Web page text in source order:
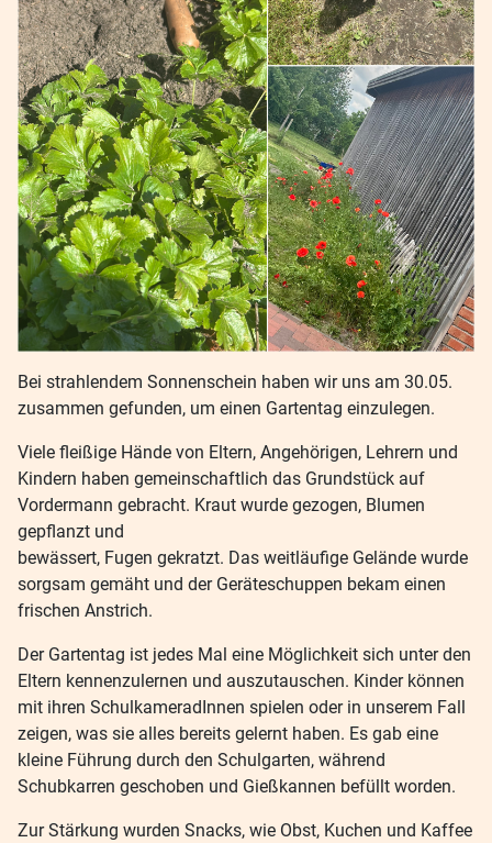
Bei strahlendem Sonnenschein haben wir uns am 30.05.
zusammen gefunden, um einen Gartentag einzulegen.
Viele fleißige Hände von Eltern, Angehörigen, Lehrern und
Kindern haben gemeinschaftlich das Grundstück auf
Vordermann gebracht. Kraut wurde gezogen, Blumen
gepflanzt und
bewässert, Fugen gekratzt. Das weitläufige Gelände wurde
sorgsam gemäht und der Geräteschuppen bekam einen
frischen Anstrich.
Der Gartentag ist jedes Mal eine Möglichkeit sich unter den
Eltern kennenzulernen und auszutauschen. Kinder können
mit ihren SchulkameradInnen spielen oder in unserem Fall
zeigen, was sie alles bereits gelernt haben. Es gab eine
kleine Führung durch den Schulgarten, während
Schubkarren geschoben und Gießkannen befüllt worden.
Zur Stärkung wurden Snacks, wie Obst, Kuchen und Kaffee